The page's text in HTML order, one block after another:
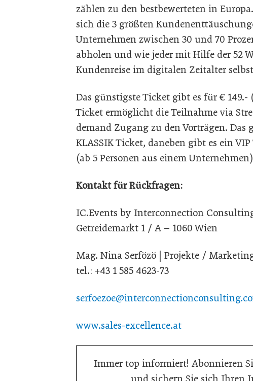
zählen zu den bestbewerteten in
sich die 3 größten
Unternehmen zwischen 30 und 70
abholen und wie jeder mit Hilfe der 52
Kundenreise im digitalen Zeitalter
Das günstigste Ticket gibt es für € 149.-
Ticket ermöglicht die Teilnahme via
demand Zugang zu den Vorträgen. Das
KLASSIK Ticket, daneben gibt es ein
(ab 5 Personen aus einem
Kontakt für Rückfragen:
IC.Events by Interconnection
Getreidemarkt 1 / A – 1060 Wien
Mag. Nina Serfözö | Projekte /
tel.: +43 1 585 4623-73
www.sales-excellence.at
Immer top informiert! Abonnieren